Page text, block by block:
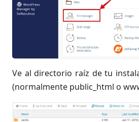
Ve al directorio raíz de tu
(normalmente public_html o